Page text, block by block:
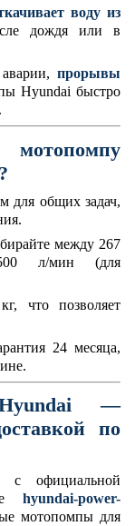
воду из
дождя или в
прорывы
Hyundai быстро
общих задач,
между 267
л/мин (для
что позволяет
24 месяца,
—
по
с официальной
hyundai-power-
мотопомпы для